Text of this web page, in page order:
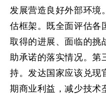
发展营造良好外部环境
估框架。既全面评估各
取得的进展、面临的挑
助承诺的落实情况。第
持。发达国家应该兑现
期商业利益，减少技术